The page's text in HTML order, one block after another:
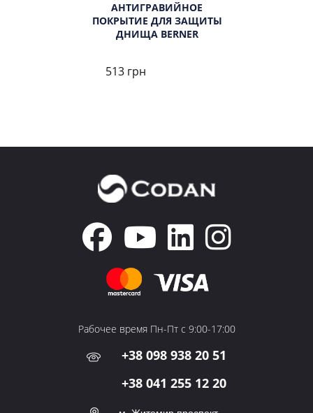
АНТИГРАВИЙНОЕ
ПОКРЫТИЕ ДЛЯ ЗАЩИТЫ
ДНИЩА BERNER
513 грн
Рабочее время Пн-Пт с 9:00-17:00
+38 098 938 20 51
+38 041 255 12 20